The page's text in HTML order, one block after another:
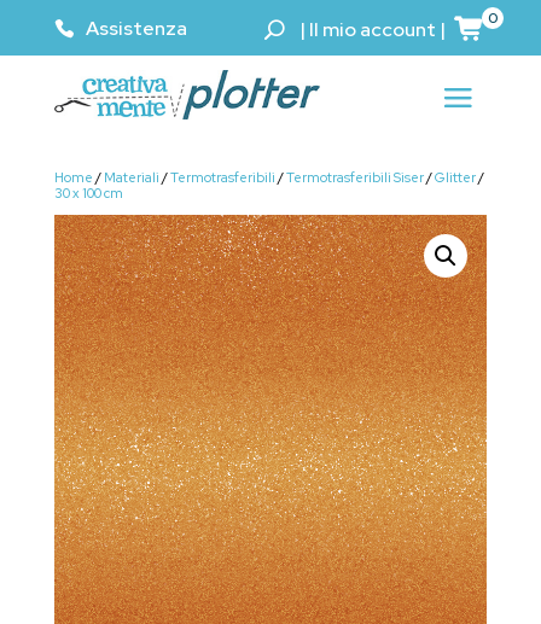
Assistenza | Il mio account | 0
Home / Materiali /Termotrasferibili /Termotrasferibili Siser/Glitter/
30 x 100 cm